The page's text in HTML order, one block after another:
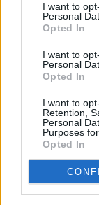
I want to
Personal
Opted In
I want to
Personal
Opted In
I want to
Retention,
Personal
Purposes
Opted In